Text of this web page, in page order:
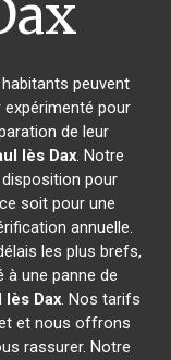
peuvent
pour
de leur
lès Dax. Notre
pour
soit pour une
annuelle.
les plus brefs,
une panne de
lès Dax. Nos tarifs
et nous offrons
rassurer. Notre